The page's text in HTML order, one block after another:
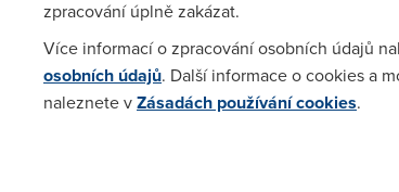
na jaky rok by to melo byt vytvoreno (zhruba) a
01:22:48)
rychlost až po nejbližší transformátor
bují infrastruktura .... Takže bych si tipnul na 15 +
zpracování úplně zakázat.
Více informací o zpracování osobních údajů
osobních údajů. Další informace o cookies a
naleznete vZásadách používání cookies.